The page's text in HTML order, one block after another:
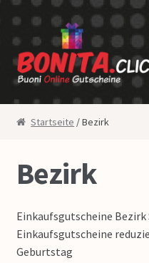
Zur Navigation springen
Springe zum Inhalt
Shop
Widerrufsbelehrung
Datenschutz
AGB
Startseite / Bezirk
Bezirk
Einkaufsgutscheine
Einkaufsgutscheine
Geburtstag